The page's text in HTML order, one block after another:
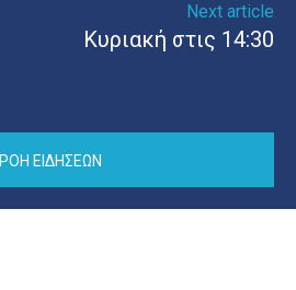
Next article
Κυριακή στις 14:30
ΡΟΗ ΕΙΔΗΣΕΩΝ